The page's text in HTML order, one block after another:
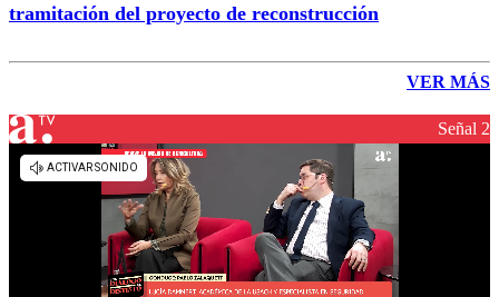
tramitación del proyecto de reconstrucción
VER MÁS
Señal 2